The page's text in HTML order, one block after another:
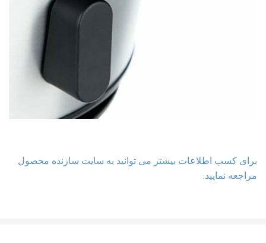
برای کسب اطلاعات بیشتر می توانید به سایت سازنده محصول
مراجعه نمایید.